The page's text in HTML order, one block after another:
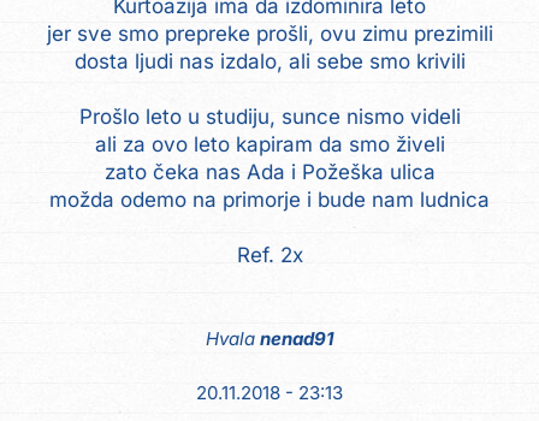
Kurtoazija ima da izdominira leto
jer sve smo prepreke prošli, ovu zimu prezimili
dosta ljudi nas izdalo, ali sebe smo krivili
Prošlo leto u studiju, sunce nismo videli
ali za ovo leto kapiram da smo živeli
zato čeka nas Ada i Požeška ulica
možda odemo na primorje i bude nam ludnica
Ref. 2x
Hvala nenad91
20.11.2018 - 23:13